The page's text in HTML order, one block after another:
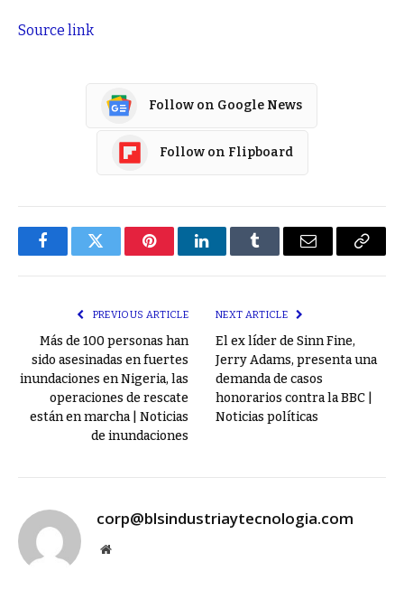
Source link
Follow on Google News
Follow on Flipboard
FacebookTwitter PinterestLinkedInTumblr Email
Copy
PREVIOUS ARTICLE
Más de 100 personas han
sido asesinadas en fuertes
inundaciones en Nigeria, las
operaciones de rescate
están en marcha | Noticias
de inundaciones
NEXT ARTICLE
El ex líder de Sinn Fine,
Jerry Adams, presenta una
demanda de casos
honorarios contra la BBC |
Noticias políticas
corp@blsindustriaytecnologia.com
Website